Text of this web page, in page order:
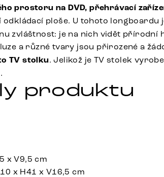
prostoru na DVD, přehrávací
odkládací ploše. U tohoto longboardu
zvláštnost: je na nich vidět přírodní
a různé tvary jsou přirozené a
TV stolku. Jelikož je TV stolek
produktu
x V9,5 cm
x H41 x V16,5 cm